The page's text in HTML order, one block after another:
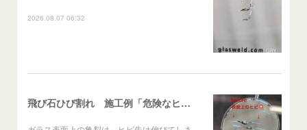
2026.08.07 06:32
飛び石ひび割れ 施工例「危険なヒビ🚨⚠️表面上亀裂」ジムニー